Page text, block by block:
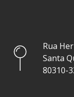
Rua
Santa
80310-